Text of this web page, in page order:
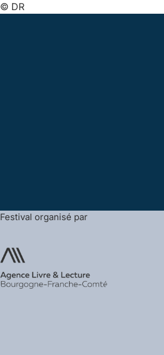
© DR
Festival organisé par